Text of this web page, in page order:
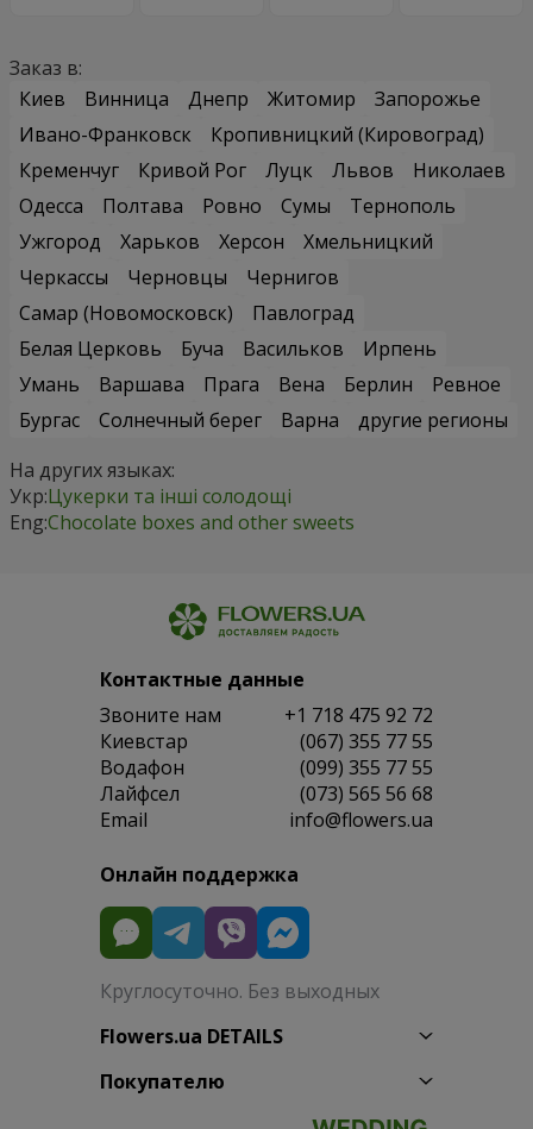
Заказ в:
Киев
Винница Днепр Житомир
Запорожье
Ивано-Франковск
Кропивницкий (Кировоград)
Кременчуг
Кривой Рог Луцк Львов
Николаев
Одесса
Полтава Ровно Сумы
Тернополь
Ужгород
Харьков Херсон
Хмельницкий
Черкассы
Черновцы
Чернигов
Самар (Новомосковск)
Павлоград
Белая Церковь
Буча Васильков
Ирпень
Умань
Варшава Прага Вена Берлин
Ревное
Бургас
Солнечный берег Варна
другие регионы
На других языках:
Укр:Цукерки та інші солодощі
Eng:Chocolate boxes and other sweets
Контактные данные
Звоните нам
+1 718 475 92 72
Киевстар
(067) 355 77 55
Водафон
(099) 355 77 55
Лайфсел
(073) 565 56 68
Email
info@flowers.ua
Онлайн поддержка
Круглосуточно. Без выходных
Flowers.ua DETAILS
Покупателю